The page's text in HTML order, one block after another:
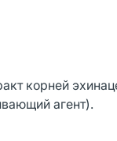
корней
агент).